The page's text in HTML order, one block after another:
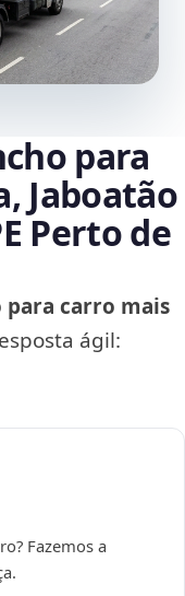
para
Jaboatão
Perto de
para carro mais
ágil:
Fazemos a